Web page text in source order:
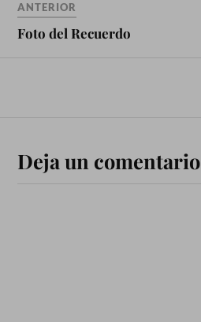
ANTERIOR
Foto del Recuerdo
Deja un comentario